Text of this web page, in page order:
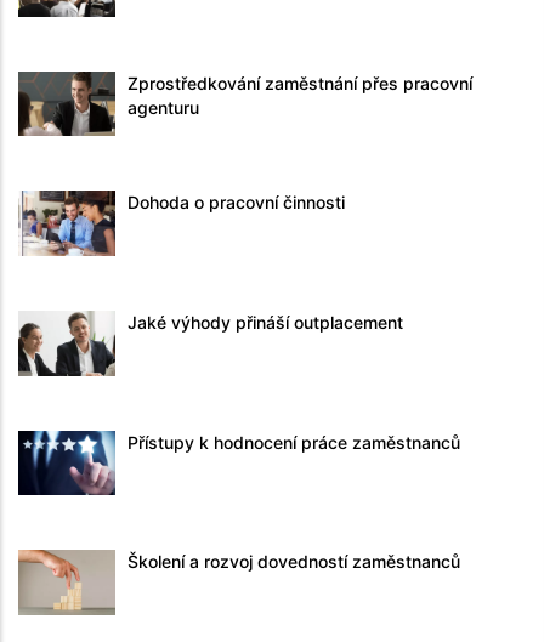
Zprostředkování zaměstnání přes pracovní
agenturu
Dohoda o pracovní činnosti
Jaké výhody přináší outplacement
Přístupy k hodnocení práce zaměstnanců
Školení a rozvoj dovedností zaměstnanců